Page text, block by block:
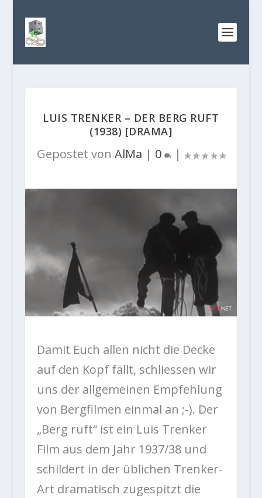
LUIS TRENKER – DER BERG RUFT
(1938) [DRAMA]
Gepostet von AlMa | 0 |
Damit Euch allen nicht die Decke
auf den Kopf fällt, schliessen wir
uns der allgemeinen Empfehlung
von Bergfilmen einmal an ;-). Der
„Berg ruft“ ist ein Luis Trenker
Film aus dem Jahr 1937/38 und
schildert in der üblichen Trenker-
Art dramatisch zugespitzt die